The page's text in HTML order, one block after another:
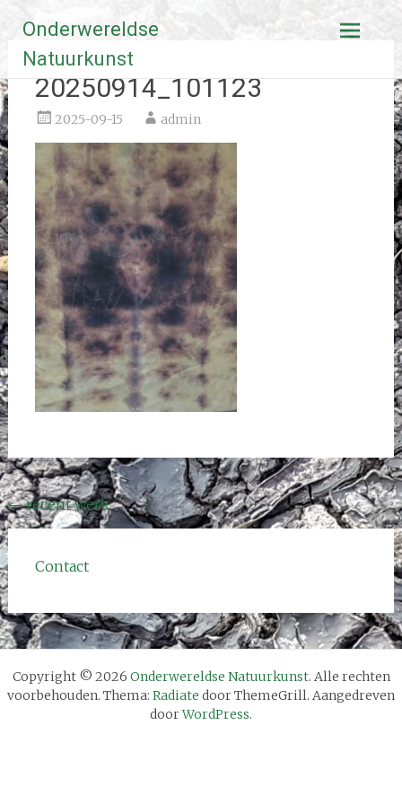
naar
inhoud
Onderwereldse
Natuurkunst
20250914_101123
2025-09-15 admin
Bericht
navigatie
←recent werk
Contact
Copyright © 2026 Onderwereldse Natuurkunst. Alle rechten
voorbehouden. Thema: Radiate door ThemeGrill. Aangedreven
doorWordPress.